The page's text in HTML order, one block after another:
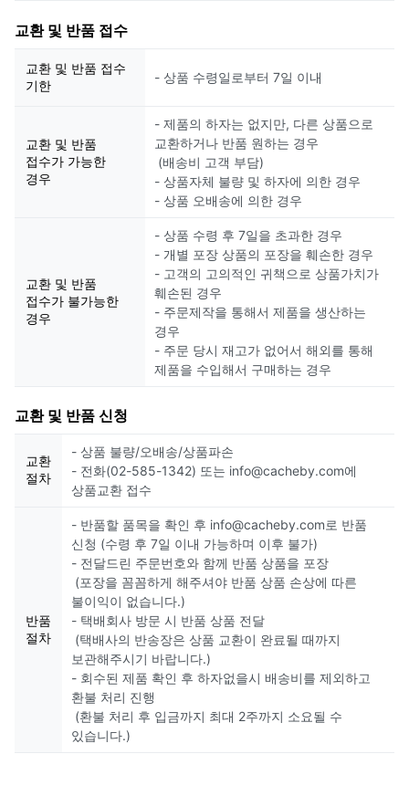
교환 및 반품 접수
교환 및 반품 접수
기한
- 상품 수령일로부터 7일 이내
교환 및 반품
접수가 가능한
경우
- 제품의 하자는 없지만, 다른 상품으로
교환하거나 반품 원하는 경우
(배송비 고객 부담)
- 상품자체 불량 및 하자에 의한 경우
- 상품 오배송에 의한 경우
교환 및 반품
접수가 불가능한
경우
- 상품 수령 후 7일을 초과한 경우
- 개별 포장 상품의 포장을 훼손한 경우
- 고객의 고의적인 귀책으로 상품가치가
훼손된 경우
- 주문제작을 통해서 제품을 생산하는
경우
- 주문 당시 재고가 없어서 해외를 통해
제품을 수입해서 구매하는 경우
교환 및 반품 신청
교환
절차
- 상품 불량/오배송/상품파손
- 전화(02-585-1342) 또는 info@cacheby.com에
상품교환 접수
반품
절차
- 반품할 품목을 확인 후 info@cacheby.com로 반품
신청 (수령 후 7일 이내 가능하며 이후 불가)
- 전달드린 주문번호와 함께 반품 상품을 포장
(포장을 꼼꼼하게 해주셔야 반품 상품 손상에 따른
불이익이 없습니다.)
- 택배회사 방문 시 반품 상품 전달
(택배사의 반송장은 상품 교환이 완료될 때까지
보관해주시기 바랍니다.)
- 회수된 제품 확인 후 하자없을시 배송비를 제외하고
환불 처리 진행
(환불 처리 후 입금까지 최대 2주까지 소요될 수
있습니다.)